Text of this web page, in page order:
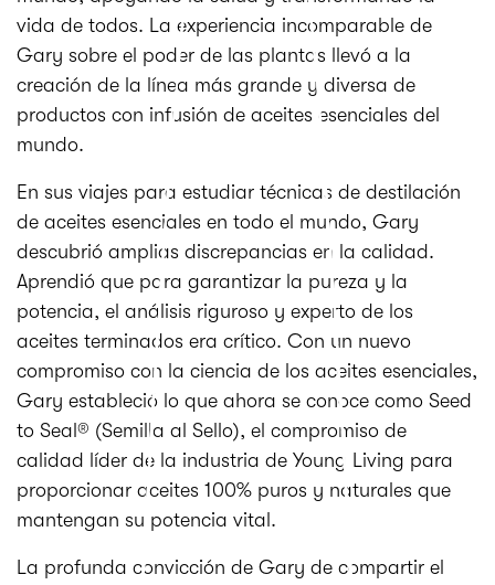
vida de todos. La experiencia incomparable de
Gary sobre el poder de las plantas llevó a la
creación de la línea más grande y diversa de
productos con infusión de aceites esenciales del
mundo.
En sus viajes para estudiar técnicas de destilación
de aceites esenciales en todo el mundo, Gary
descubrió amplias discrepancias en la calidad.
Aprendió que para garantizar la pureza y la
potencia, el análisis riguroso y experto de los
aceites terminados era crítico. Con un nuevo
compromiso con la ciencia de los aceites esenciales,
Gary estableció lo que ahora se conoce como Seed
to Seal® (Semilla al Sello), el compromiso de
calidad líder de la industria de Young Living para
proporcionar aceites 100% puros y naturales que
mantengan su potencia vital.
La profunda convicción de Gary de compartir el